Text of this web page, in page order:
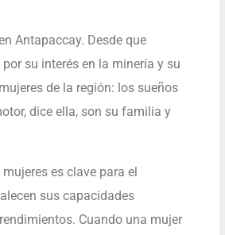
Antapaccay. Desde que
su interés en la minería y su
de la región: los sueños
dice ella, son su familia y
es clave para el
sus capacidades
Cuando una mujer